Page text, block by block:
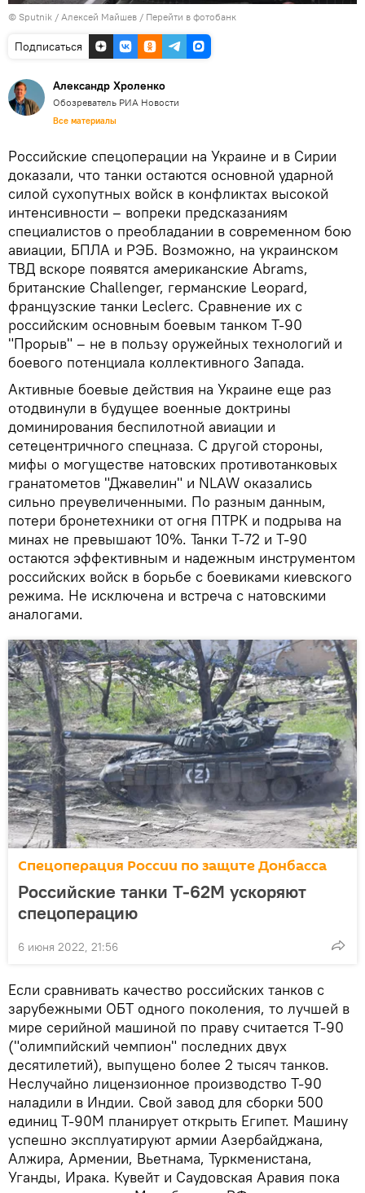
© Sputnik / Алексей Майшев / Перейти в фотобанк
Подписаться
Александр Хроленко
Обозреватель РИА Новости
Все материалы
Российские спецоперации на Украине и в Сирии
доказали, что танки остаются основной ударной
силой сухопутных войск в конфликтах высокой
интенсивности – вопреки предсказаниям
специалистов о преобладании в современном бою
авиации, БПЛА и РЭБ. Возможно, на украинском
ТВД вскоре появятся американские Abrams,
британские Challenger, германские Leopard,
французские танки Leclerc. Сравнение их с
российским основным боевым танком Т-90
"Прорыв" – не в пользу оружейных технологий и
боевого потенциала коллективного Запада.
Активные боевые действия на Украине еще раз
отодвинули в будущее военные доктрины
доминирования беспилотной авиации и
сетецентричного спецназа. С другой стороны,
мифы о могуществе натовских противотанковых
гранатометов "Джавелин" и NLAW оказались
сильно преувеличенными. По разным данным,
потери бронетехники от огня ПТРК и подрыва на
минах не превышают 10%. Танки Т-72 и Т-90
остаются эффективным и надежным инструментом
российских войск в борьбе с боевиками киевского
режима. Не исключена и встреча с натовскими
аналогами.
Спецоперация России по защите Донбасса
Российские танки Т-62М ускоряют
спецоперацию
6 июня 2022, 21:56
Если сравнивать качество российских танков с
зарубежными ОБТ одного поколения, то лучшей в
мире серийной машиной по праву считается Т-90
("олимпийский чемпион" последних двух
десятилетий), выпущено более 2 тысяч танков.
Неслучайно лицензионное производство Т-90
наладили в Индии. Свой завод для сборки 500
единиц Т-90М планирует открыть Египет. Машину
успешно эксплуатируют армии Азербайджана,
Алжира, Армении, Вьетнама, Туркменистана,
Уганды, Ирака. Кувейт и Саудовская Аравия пока